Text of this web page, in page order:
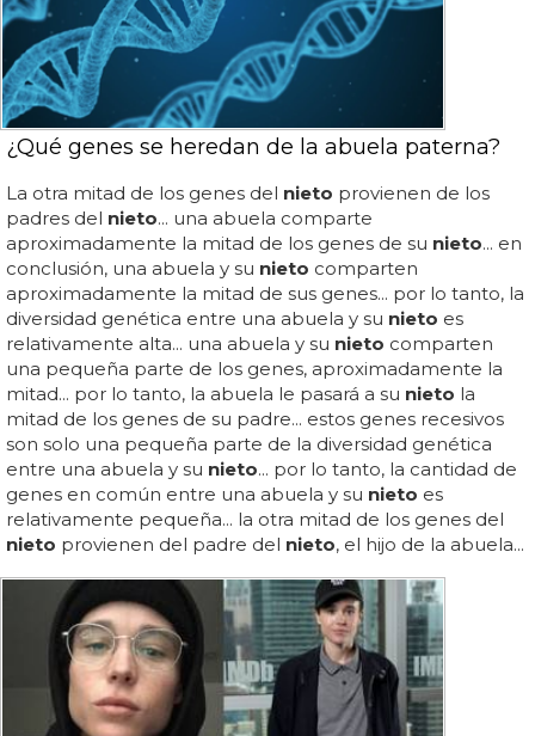
¿Qué genes se heredan de la abuela paterna?
La otra mitad de los genes del nieto provienen de los
padres del nieto... una abuela comparte
aproximadamente la mitad de los genes de su nieto... en
conclusión, una abuela y su nieto comparten
aproximadamente la mitad de sus genes... por lo tanto, la
diversidad genética entre una abuela y su nieto es
relativamente alta... una abuela y su nieto comparten
una pequeña parte de los genes, aproximadamente la
mitad... por lo tanto, la abuela le pasará a su nieto la
mitad de los genes de su padre... estos genes recesivos
son solo una pequeña parte de la diversidad genética
entre una abuela y su nieto... por lo tanto, la cantidad de
genes en común entre una abuela y su nieto es
relativamente pequeña... la otra mitad de los genes del
nieto provienen del padre del nieto, el hijo de la abuela...